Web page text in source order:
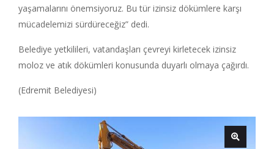
yaşamalarını önemsiyoruz. Bu tür izinsiz dökümlere karşı
mücadelemizi sürdüreceğiz” dedi.
Belediye yetkilileri, vatandaşları çevreyi kirletecek izinsiz
moloz ve atık dökümleri konusunda duyarlı olmaya çağırdı.
(Edremit Belediyesi)